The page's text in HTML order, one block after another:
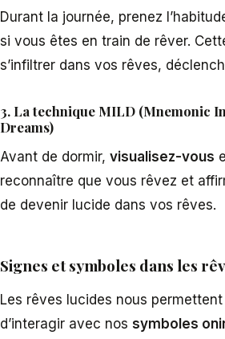
Durant la journée, prenez
si vous êtes en train de rêver.
s’infiltrer dans vos rêves,
3. La technique MILD (Mnemonic
Dreams)
Avant de dormir, visualisez-vous
reconnaître que vous rêvez et
de devenir lucide dans vos rêves.
Signes et symboles dans les
Les rêves lucides nous permettent
d’interagir avec nos symboles